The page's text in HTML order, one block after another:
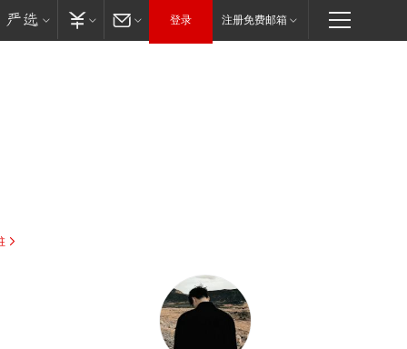
登录 注册免费邮箱